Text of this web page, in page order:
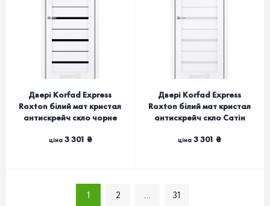
Двері Korfad Express
Roxton білий мат кристал
антискрейч скло чорне
ціна3 301 ₴
Двері Korfad Express
Roxton білий мат кристал
антискрейч скло Сатін
ціна 3 301 ₴
1 2 ... 31